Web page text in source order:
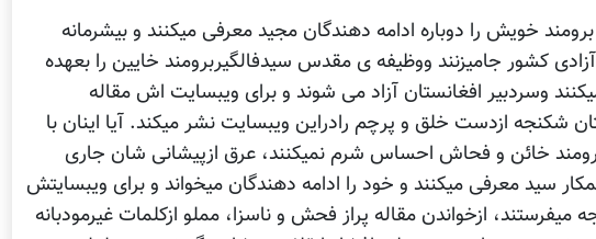
خویش را دوباره ادامه دهندگان مجید معرفی میکنند و بیشرمانه
آزادی کشور جامیزنند ووظیفه ی مقدس سیدفالگیربرومند خایین را بعهده
وسردبیر افغانستان آزاد می شوند و برای ویبسایت اش مقاله
شکنجه ازدست خلق و پرچم رادراین ویبسایت نشر میکند. آیا اینان با
خائن و فحاش احساس شرم نمیکنند، عرق ازپیشانی شان جاری
سید معرفی میکنند و خود را ادامه دهندگان میخواند و برای ویبسایتش
ازخواندن مقاله پراز فحش و ناسزا، مملو ازکلمات غیرمودبانه